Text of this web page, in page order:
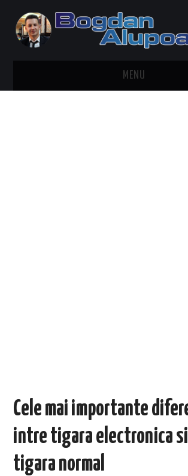
MENU
Cele mai importante
intre tigara electronica si
tigara normal